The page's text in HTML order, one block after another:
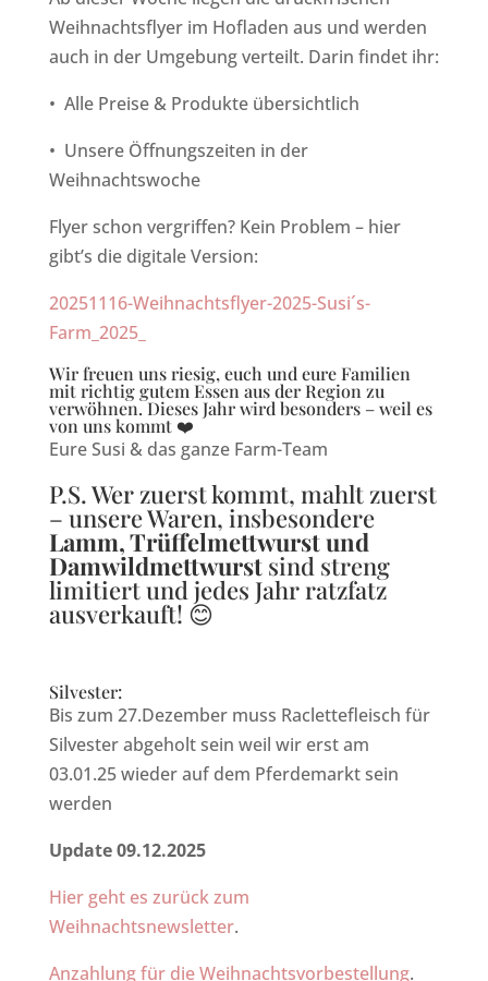
Weihnachtsflyer im Hofladen aus und werden
auch in der Umgebung verteilt. Darin findet ihr:
• Alle Preise & Produkte übersichtlich
• Unsere Öffnungszeiten in der
Weihnachtswoche
Flyer schon vergriffen? Kein Problem – hier
gibt’s die digitale Version:
20251116-Weihnachtsflyer-2025-Susi´s-
Farm_2025_
Wir freuen uns riesig, euch und eure Familien
mit richtig gutem Essen aus der Region zu
verwöhnen. Dieses Jahr wird besonders – weil es
von uns kommt ❤️
Eure Susi & das ganze Farm-Team
P.S. Wer zuerst kommt, mahlt zuerst
– unsere Waren, insbesondere
Lamm, Trüffelmettwurst und
Damwildmettwurstsind streng
limitiert und jedes Jahr ratzfatz
ausverkauft! 😊
Silvester:
Bis zum 27.Dezember muss Raclettefleisch für
Silvester abgeholt sein weil wir erst am
03.01.25 wieder auf dem Pferdemarkt sein
werden
Update 09.12.2025
Hier geht es zurück zum
Weihnachtsnewsletter.
Anzahlung für die Weihnachtsvorbestellung.